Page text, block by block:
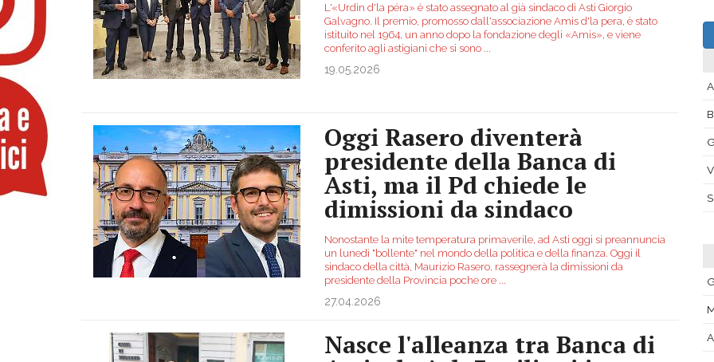
L'«Urdin d'la péra» è stato assegnato al già sindaco di Asti Giorgio
Galvagno. Il premio, promosso dall'associazione Amis d'la pera, è stato
istituito nel 1964, un anno dopo la fondazione degli «Amis», e viene
conferito agli astigiani che si sono
19.05.2026
Oggi Rasero diventerà
presidente della Banca di
Asti, ma il Pd chiede le
dimissioni da sindaco
Nonostante la mite temperatura primaverile, ad Asti oggi si preannuncia
un lunedì "bollente" nel mondo della politica e della finanza. Oggi il
sindaco della città, Maurizio Rasero, rassegnerà la dimissioni da
presidente della Provincia poche ore
27.04.2026
Nasce l'alleanza tra Banca di